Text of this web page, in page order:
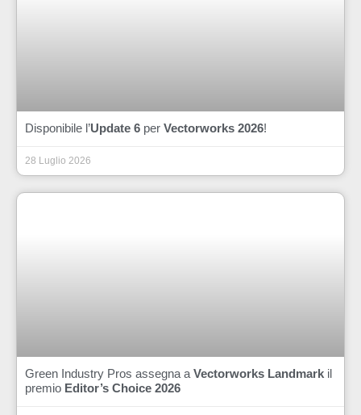
Disponibile l’Update 6 per Vectorworks 2026!
28 Luglio 2026
Green Industry Pros assegna a Vectorworks Landmark il
premio Editor’s Choice 2026